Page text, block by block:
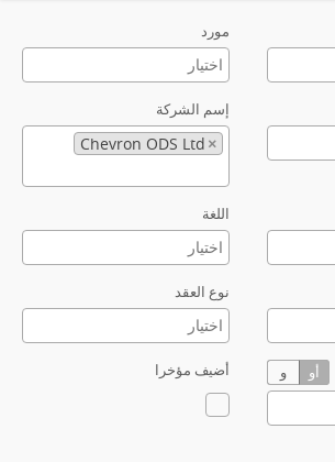
مورد
إسم الشركة
×
Chevron ODS Ltd
اللغة
نوع العقد
أو و أضيف مؤخرا